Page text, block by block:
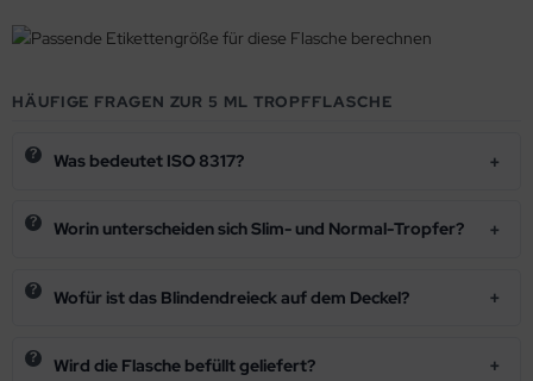
HÄUFIGE FRAGEN ZUR 5 ML TROPFFLASCHE
Was bedeutet ISO 8317?
Worin unterscheiden sich Slim- und Normal-Tropfer?
Wofür ist das Blindendreieck auf dem Deckel?
Wird die Flasche befüllt geliefert?